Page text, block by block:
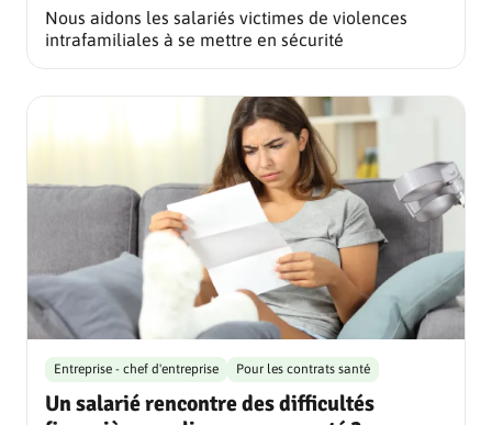
Nous aidons les salariés victimes de violences
intrafamiliales à se mettre en sécurité
Un salarié rencontre des difficultés
Entreprise - chef d'entreprise Pour les contrats santé